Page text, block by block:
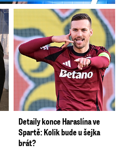
Detaily konce Haraslína ve
Spartě: Kolik bude u šejka
brát?